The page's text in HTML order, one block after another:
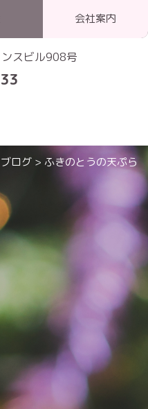
会社案内
スビル908号
ブログ > ふきのとうの天ぷら